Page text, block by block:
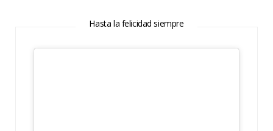
Hasta la felicidad siempre